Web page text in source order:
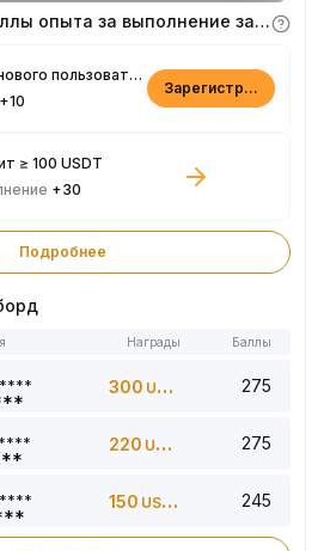
Зарабатывайте баллы опыта за выполнение заданий
Регистрация нового пользователя
+10
Зарегистрироваться
≥ 100 USDT
+30
Подробнее
Награды Баллы
300 USDT 275
220 USDT 275
150 USDT 245